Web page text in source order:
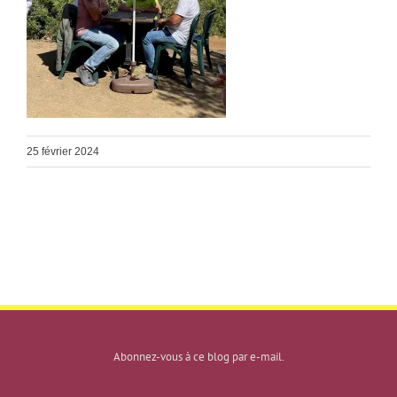
25 février 2024
Abonnez-vous à ce blog par e-mail.